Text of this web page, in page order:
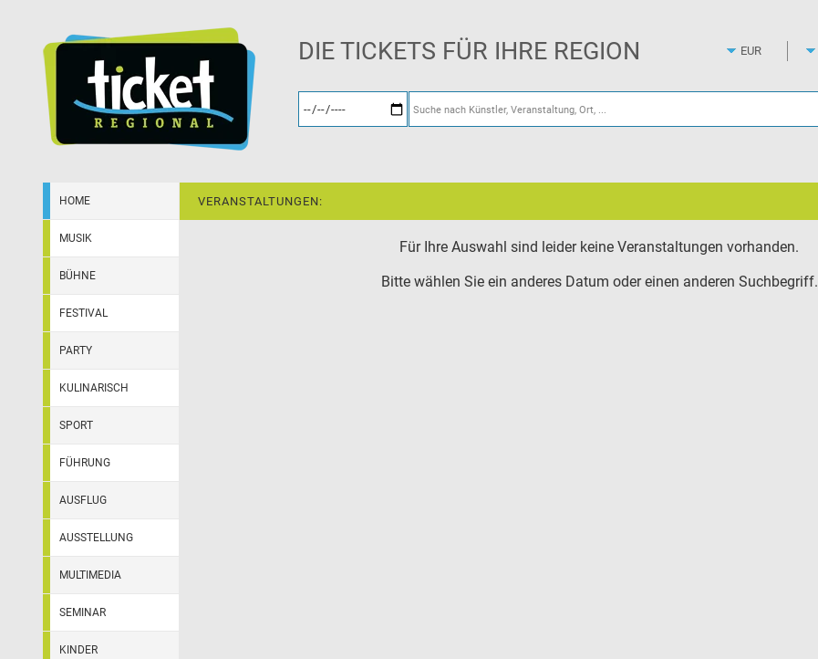
DIE TICKETS FÜR IHRE REGION
HOME
MUSIK
BÜHNE
FESTIVAL
PARTY
KULINARISCH
SPORT
FÜHRUNG
AUSFLUG
AUSSTELLUNG
MULTIMEDIA
SEMINAR
KINDER
VERANSTALTUNGEN:
Für Ihre Auswahl sind leider keine Veranstaltungen vorhanden.
Bitte wählen Sie ein anderes Datum oder einen anderen Suchbegriff.